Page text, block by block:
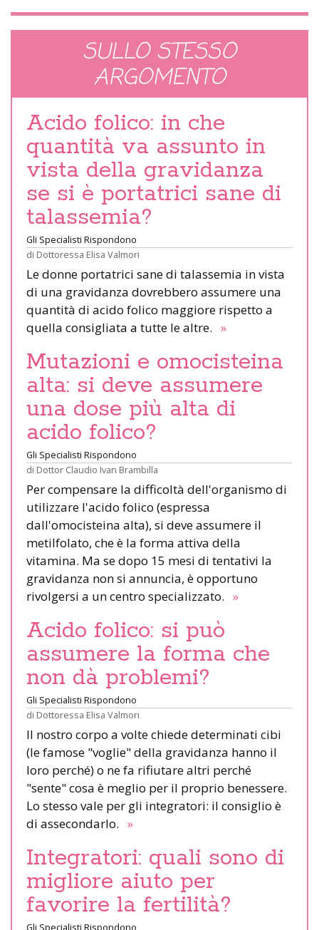
SULLO STESSO
ARGOMENTO
Acido folico: in che
quantità va assunto in
vista della gravidanza
se si è portatrici sane di
talassemia?
Gli Specialisti Rispondono
di Dottoressa Elisa Valmori
Le donne portatrici sane di talassemia in vista
di una gravidanza dovrebbero assumere una
quantità di acido folico maggiore rispetto a
quella consigliata a tutte le altre. »
Mutazioni e omocisteina
alta: si deve assumere
una dose più alta di
acido folico?
Gli Specialisti Rispondono
di Dottor Claudio Ivan Brambilla
Per compensare la difficoltà dell'organismo di
utilizzare l'acido folico (espressa
dall'omocisteina alta), si deve assumere il
metilfolato, che è la forma attiva della
vitamina. Ma se dopo 15 mesi di tentativi la
gravidanza non si annuncia, è opportuno
rivolgersi a un centro specializzato. »
Acido folico: si può
assumere la forma che
non dà problemi?
Gli Specialisti Rispondono
di Dottoressa Elisa Valmori
Il nostro corpo a volte chiede determinati cibi
(le famose "voglie" della gravidanza hanno il
loro perché) o ne fa rifiutare altri perché
"sente" cosa è meglio per il proprio benessere.
Lo stesso vale per gli integratori: il consiglio è
di assecondarlo. »
Integratori: quali sono di
migliore aiuto per
favorire la fertilità?
Gli Specialisti Rispondono